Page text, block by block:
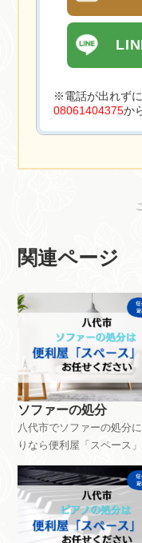
※電話が出れず
08061404375か
関連ページ
ソファーの処分
八代市でソファーの処分
りなら便利屋「スペース」
は8,800円～で対応できま
イズや搬出環境などによっ
金設定は異なります。ご相
見積もりは無料です。お気